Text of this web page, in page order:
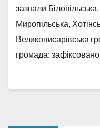
зазнали
Миропільська,
Великописарівська
громада: